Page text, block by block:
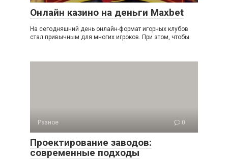
Онлайн казино на деньги Maxbet
На сегодняшний день онлайн-формат игорных клубов
стал привычным для многих игроков. При этом, чтобы
Разное 0
Проектирование заводов:
современные подходы